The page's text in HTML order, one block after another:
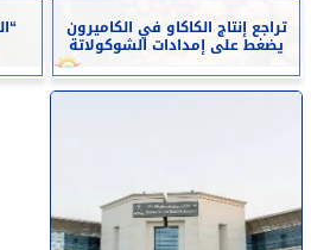
تراجع إنتاج الكاكاو في الكاميرون
يضغط على إمدادات الشوكولاتة